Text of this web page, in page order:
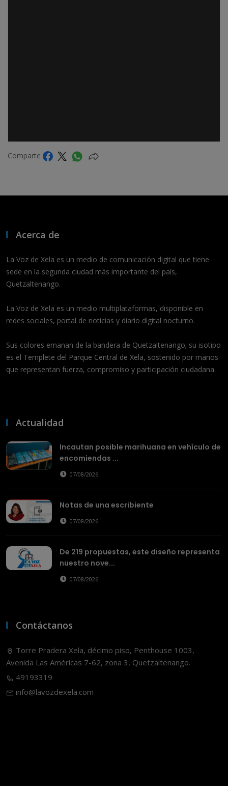
Comparte
Acerca de
La Voz de Xela es un medio de comunicación digital que tiene
sede en la segunda ciudad más importante del país,
Quetzaltenango.
La Voz de Xela es un medio multiplataformas, disponible en
redes sociales, portal de noticias y diario digital nocturno.
Sus colores emanan de la bandera de Quetzaltenango; su isotipo
es el Templete del Parque Central de Xela, sostenido por manos
que representan fuerza, compromiso y participación ciudadana.
Actualidad
Incautan posible marihuana en vehículo de
encomiendas ...
07/08/2026
Notas de una escribiente
07/08/2026
De 219 propuestas, este diseño representa
nuestro nove...
07/08/2026
Contáctanos
Torre Pradera Xela, décimo piso, Penthouse 1003,
Avenida Las Américas 7-62, zona 3, Quetzaltenango.
49193319
info@lavozdexela.com